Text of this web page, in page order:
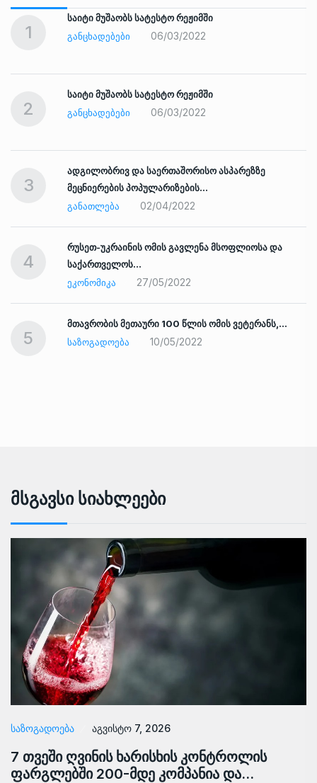
1
საიტი მუშაობს სატესტო რეჟიმში
ᲒᲐᲜᲪᲮᲐᲓᲔᲑᲔᲑᲘ
06/03/2022
2
საიტი მუშაობს სატესტო რეჟიმში
ᲒᲐᲜᲪᲮᲐᲓᲔᲑᲔᲑᲘ
06/03/2022
3
ადგილობრივ და საერთაშორისო ასპარეზზე
მეცნიერების პოპულარიზების…
ᲒᲐᲜᲐᲗᲚᲔᲑᲐ
02/04/2022
4
რუსეთ-უკრაინის ომის გავლენა მსოფლიოსა და
საქართველოს…
ᲔᲙᲝᲜᲝᲛᲘᲙᲐ
27/05/2022
5
მთავრობის მეთაური 100 წლის ომის ვეტერანს,…
ᲡᲐᲖᲝᲒᲐᲓᲝᲔᲑᲐ
10/05/2022
Მსგავსი Სიახლეები
ᲡᲐᲖᲝᲒᲐᲓᲝᲔᲑᲐ აგვისტო 7, 2026
7 თვეში ღვინის ხარისხის კონტროლის
ფარგლებში 200-მდე კომპანია და…